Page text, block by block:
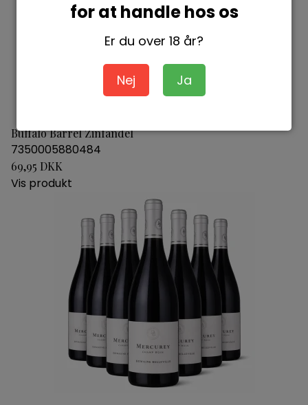
for at handle hos os
Er du over 18 år?
Nej Ja
Buffalo Barrel Zinfandel
7350005880484
69,95 DKK
Vis produkt